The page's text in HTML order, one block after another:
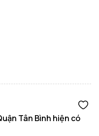
Tân Bình hiện có